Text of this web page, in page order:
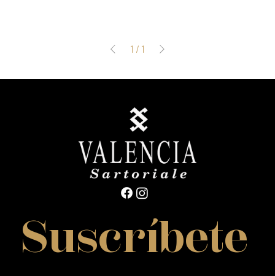
1 / 1
Suscríbete